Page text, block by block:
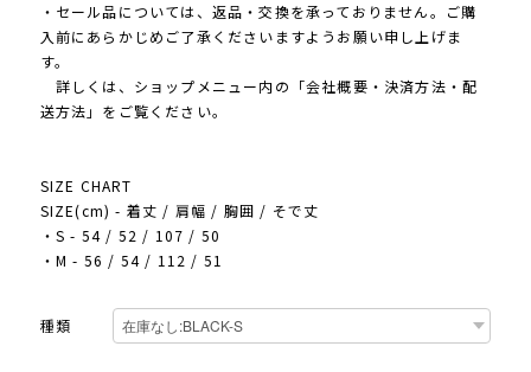
・セール品については、返品・交換を承っておりません。ご購
入前にあらかじめご了承くださいますようお願い申し上げま
す。
詳しくは、ショップメニュー内の「会社概要・決済方法・配
送方法」をご覧ください。
SIZE CHART
SIZE(cm) - 着丈 / 肩幅 / 胸囲 / そで丈
・S - 54 / 52 / 107 / 50
・M - 56 / 54 / 112 / 51
種類